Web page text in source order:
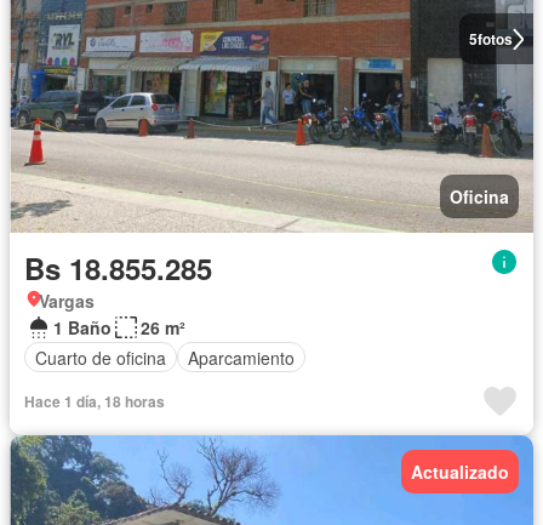
5fotos
Oficina
Bs 18.855.285
Vargas
1 Baño
26 m²
Cuarto de oficina
Aparcamiento
Hace 1 día, 18 horas
Actualizado